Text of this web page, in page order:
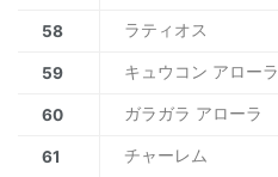
58 ラティオス
59 キュウコン アローラ
60 ガラガラ アローラ
61 チャーレム